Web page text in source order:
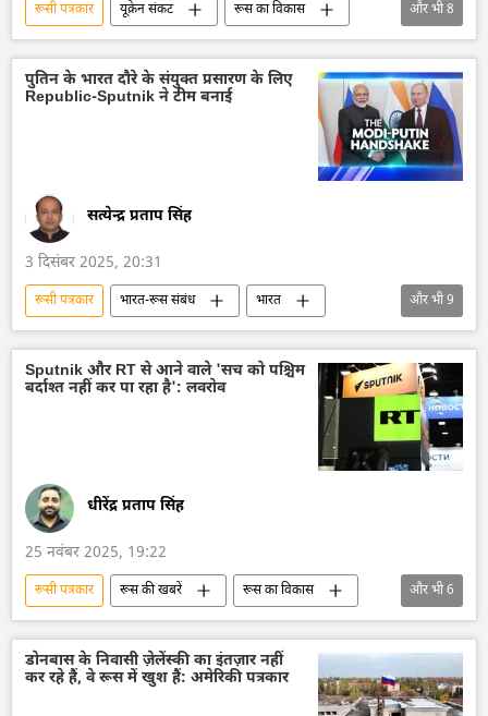
रूसी पत्रकार यूक्रेन संकट
रूस का विकास
रूस
मास्को
यूक्रेन सशस्त्र बल
यूक्रेन
द्विपक्षीय रिश्ते
विदेश मंत्रालय
रूसी विदेश मंत्रालय
मारिया ज़खारोवा
और भी8
पुतिन के भारत दौरे के संयुक्त प्रसारण के लिए
Republic-Sputnik ने टीम बनाई
सत्येन्द्र प्रताप सिंह
3 दिसंबर 2025, 20:31
रूसी पत्रकार भारत-रूस संबंध
भारत
भारत का विकास
भारत सरकार
व्लादिमीर पुतिन
Sputnik
Sputnik भारत (статика)
और भी9
Sputnik और RT से आने वाले 'सच को पश्चिम
बर्दाश्त नहीं कर पा रहा है': लवरोव
धीरेंद्र प्रताप सिंह
25 नवंबर 2025, 19:22
रूसी पत्रकार रूस की खबरें
रूस का विकास
रूस
मास्को
विदेश मंत्रालय
रूसी विदेश मंत्रालय
सर्गे लवरोव Sputnik
और भी6
डोनबास के निवासी ज़ेलेंस्की का इंतज़ार नहीं
कर रहे हैं, वे रूस में खुश हैं: अमेरिकी पत्रकार